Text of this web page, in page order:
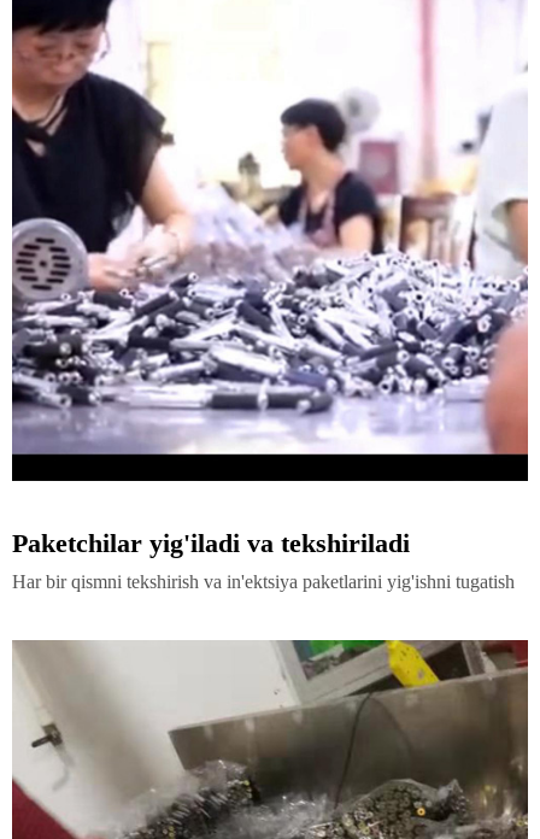
Paketchilar yig'iladi va tekshiriladi
Har bir qismni tekshirish va in'ektsiya paketlarini yig'ishni tugatish